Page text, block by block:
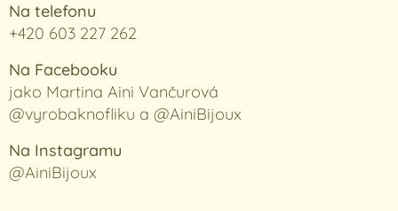
Na telefonu
+420 603 227 262
Na Facebooku
jako Martina Aini Vančurová
@vyrobaknofliku a @AiniBijoux
Na Instagramu
@AiniBijoux